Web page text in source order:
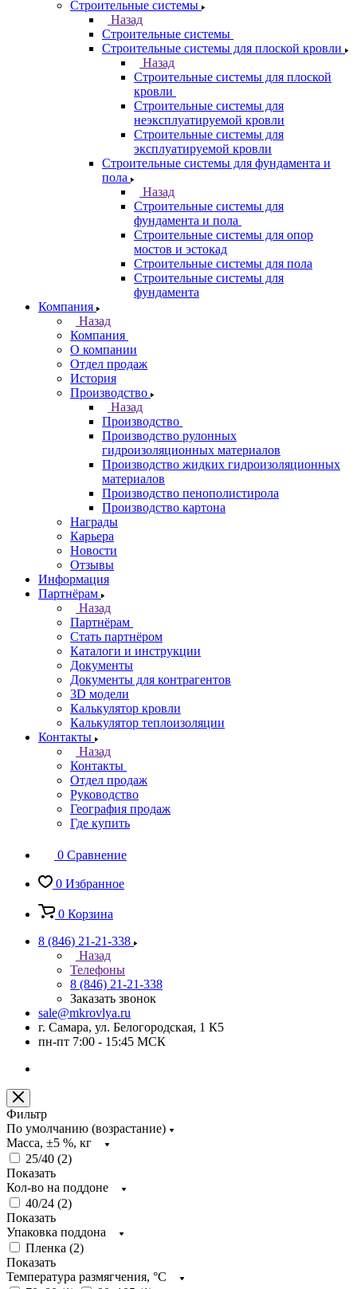
Строительные системы
Назад
Строительные системы
Строительные системы для плоской кровли
Назад
Строительные системы для плоской
кровли
Строительные системы для
неэксплуатируемой кровли
Строительные системы для
эксплуатируемой кровли
Строительные системы для фундамента и
пола
Назад
Строительные системы для
фундамента и пола
Строительные системы для опор
мостов и эстокад
Строительные системы для пола
Строительные системы для
фундамента
Компания
Назад
Компания
О компании
Отдел продаж
История
Производство
Назад
Производство
Производство рулонных
гидроизоляционных материалов
Производство жидких гидроизоляционных
материалов
Производство пенополистирола
Производство картона
Награды
Карьера
Новости
Отзывы
Информация
Партнёрам
Назад
Партнёрам
Стать партнёром
Каталоги и инструкции
Документы
Документы для контрагентов
3D модели
Калькулятор кровли
Калькулятор теплоизоляции
Контакты
Назад
Контакты
Отдел продаж
Руководство
География продаж
Где купить
0 Сравнение
0 Избранное
0 Корзина
8 (846) 21-21-338
Назад
Телефоны
8 (846) 21-21-338
Заказать звонок
sale@mkrovlya.ru
г. Самара, ул. Белогородская, 1 К5
пн-пт 7:00 - 15:45 МСК
Фильтр
По умолчанию (возрастание)
Масса, ±5 %, кг
25/40 (2)
Показать
Кол-во на поддоне
40/24 (2)
Показать
Упаковка поддона
Пленка (2)
Показать
Температура размягчения, °С